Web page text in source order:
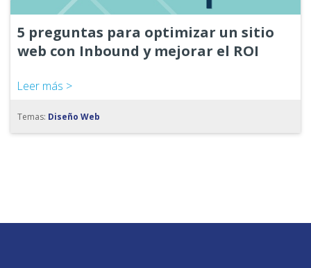
5 preguntas para optimizar un sitio
web con Inbound y mejorar el ROI
Leer más >
Temas: Diseño Web